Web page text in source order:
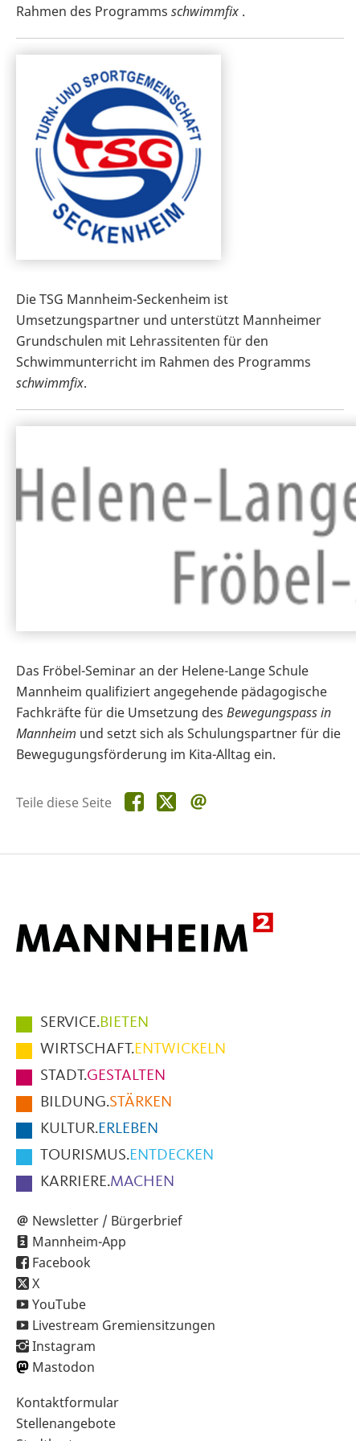
Rahmen des Programms schwimmfix .
Die TSG Mannheim-Seckenheim ist
Umsetzungspartner und unterstützt Mannheimer
Grundschulen mit Lehrassitenten für den
Schwimmunterricht im Rahmen des Programms
schwimmfix.
Das Fröbel-Seminar an der Helene-Lange Schule
Mannheim qualifiziert angegehende pädagogische
Fachkräfte für die Umsetzung des Bewegungspass in
Mannheim und setzt sich als Schulungspartner für die
Bewegugungsförderung im Kita-Alltag ein.
Teile diese Seite Teile
diese
Teile
diese
Hauptmenüpunkte
im
Fußbereich
der
Seite
SERVICE.BIETEN
WIRTSCHAFT.ENTWICKELN
STADT.GESTALTEN
BILDUNG.STÄRKEN
KULTUR.ERLEBEN
TOURISMUS.ENTDECKEN
KARRIERE.MACHEN
Newsletter / Bürgerbrief
Mannheim-App
Facebook
X
YouTube
Livestream Gremiensitzungen
Instagram
Mastodon
Sekundärnavigation
im
Kontaktformular
Stellenangebote